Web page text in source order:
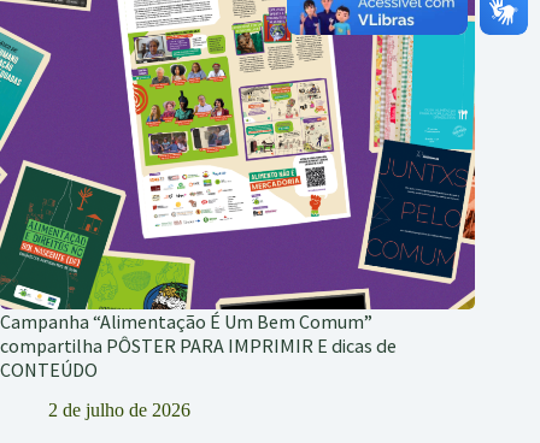
Campanha “Alimentação É Um Bem Comum”
compartilha PÔSTER PARA IMPRIMIR E dicas de
CONTEÚDO
2 de julho de 2026